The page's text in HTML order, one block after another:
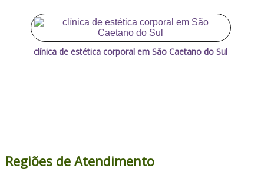
clínica de estética corporal em São Caetano do Sul
Regiões de Atendimento